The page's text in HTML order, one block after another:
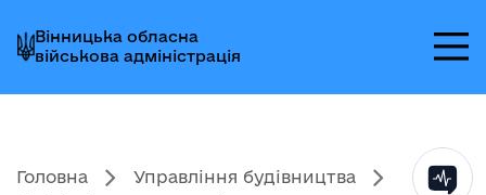
до
головного
меню
до
головного
вмісту
до
головного
колонтитула
Вінницька обласна
військова адміністрація
Головна
Управління будівництва